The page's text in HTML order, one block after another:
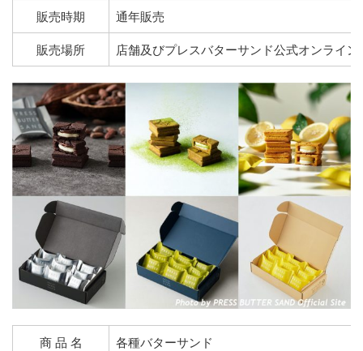
販売時期
通年販売
販売場所
店舗及びプレスバターサンド公式オンライ
商 品 名 各種バターサンド